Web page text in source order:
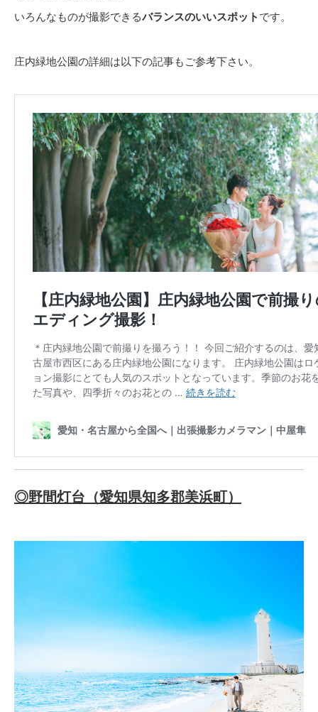
いろんなものが撮影できるバランスのいいスポット です。
庄内緑地公園の詳細は以下の記事もご参考下さい。
◎野間灯台（愛知県知多郡美浜町）